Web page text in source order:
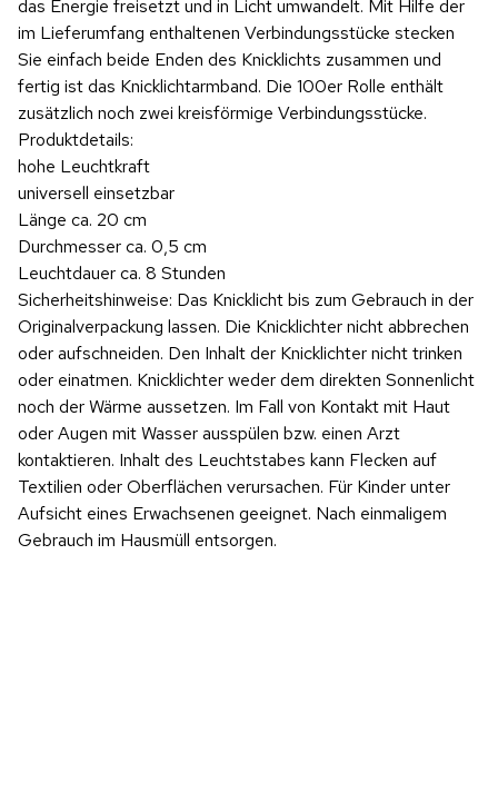
das Energie freisetzt und in Licht umwandelt. Mit Hilfe der
im Lieferumfang enthaltenen Verbindungsstücke stecken
Sie einfach beide Enden des Knicklichts zusammen und
fertig ist das Knicklichtarmband. Die 100er Rolle enthält
zusätzlich noch zwei kreisförmige Verbindungsstücke.
Produktdetails:
hohe Leuchtkraft
universell einsetzbar
Länge ca. 20 cm
Durchmesser ca. 0,5 cm
Leuchtdauer ca. 8 Stunden
Sicherheitshinweise: Das Knicklicht bis zum Gebrauch in der
Originalverpackung lassen. Die Knicklichter nicht abbrechen
oder aufschneiden. Den Inhalt der Knicklichter nicht trinken
oder einatmen. Knicklichter weder dem direkten Sonnenlicht
noch der Wärme aussetzen. Im Fall von Kontakt mit Haut
oder Augen mit Wasser ausspülen bzw. einen Arzt
kontaktieren. Inhalt des Leuchtstabes kann Flecken auf
Textilien oder Oberflächen verursachen. Für Kinder unter
Aufsicht eines Erwachsenen geeignet. Nach einmaligem
Gebrauch im Hausmüll entsorgen.